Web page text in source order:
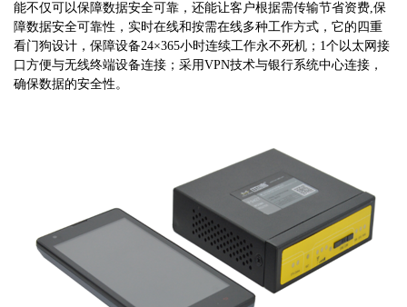
能不仅可以保障数据安全可靠，还能让客户根据需传输节省资费,保
障数据安全可靠性，实时在线和按需在线多种工作方式，它的四重
看门狗设计，保障设备24×365小时连续工作永不死机；1个以太网接
口方便与无线终端设备连接；采用VPN技术与银行系统中心连接，
确保数据的安全性。